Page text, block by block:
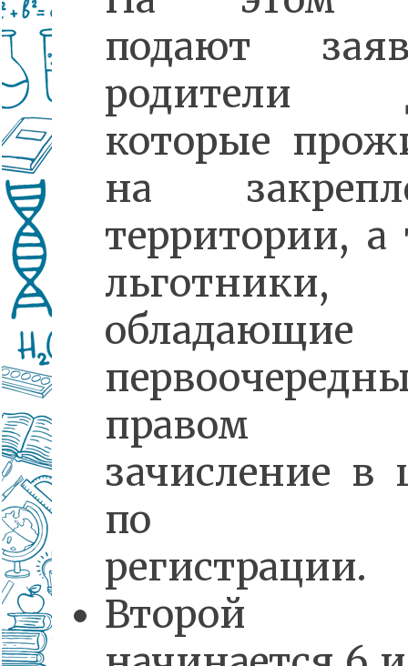
подают
родители
которые
на
территории, а
льготники,
обладающие
зачисление в
по
регистрации.
Второй